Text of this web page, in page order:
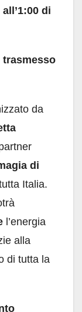
di
trasmesso
da
di
Italia.
l’energia
alla
di tutta la